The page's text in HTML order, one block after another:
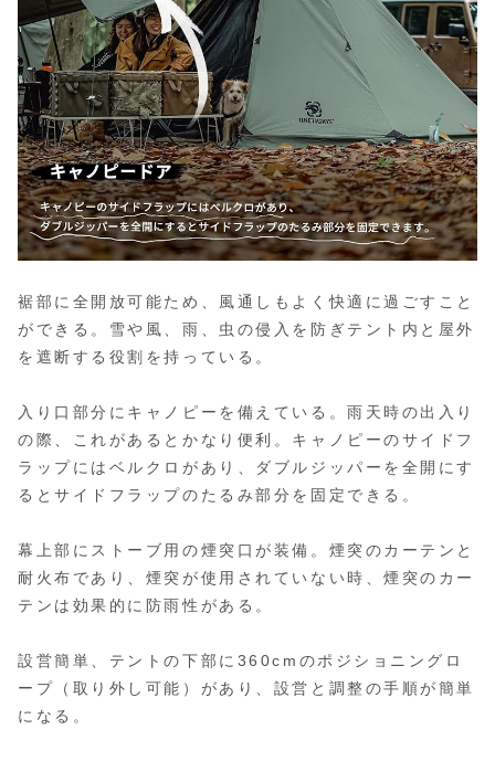
裾部に全開放可能ため、風通しもよく快適に過ごすこと
ができる。雪や風、雨、虫の侵入を防ぎテント内と屋外
を遮断する役割を持っている。
入り口部分にキャノピーを備えている。雨天時の出入り
の際、これがあるとかなり便利。キャノピーのサイドフ
ラップにはベルクロがあり、ダブルジッパーを全開にす
るとサイドフラップのたるみ部分を固定できる。
幕上部にストーブ用の煙突口が装備。煙突のカーテンと
耐火布であり、煙突が使用されていない時、煙突のカー
テンは効果的に防雨性がある。
設営簡単、テントの下部に360cmのポジショニングロ
ープ（取り外し可能）があり、設営と調整の手順が簡単
になる。